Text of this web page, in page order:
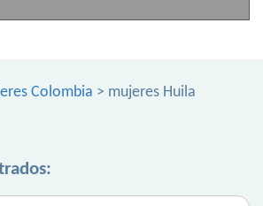
Colombia > mujeres Huila